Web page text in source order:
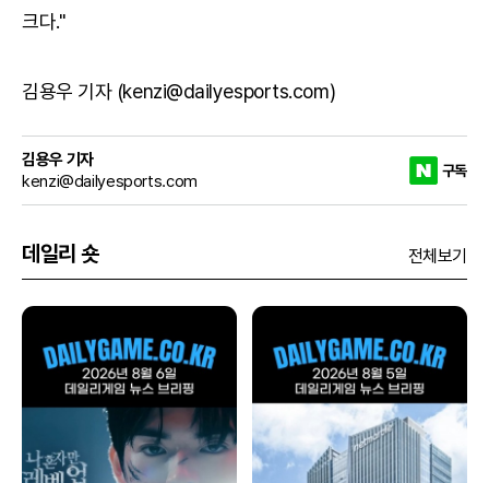
크다."
김용우 기자 (kenzi@dailyesports.com)
김용우 기자
kenzi@dailyesports.com
구독
데일리 숏 전체보기